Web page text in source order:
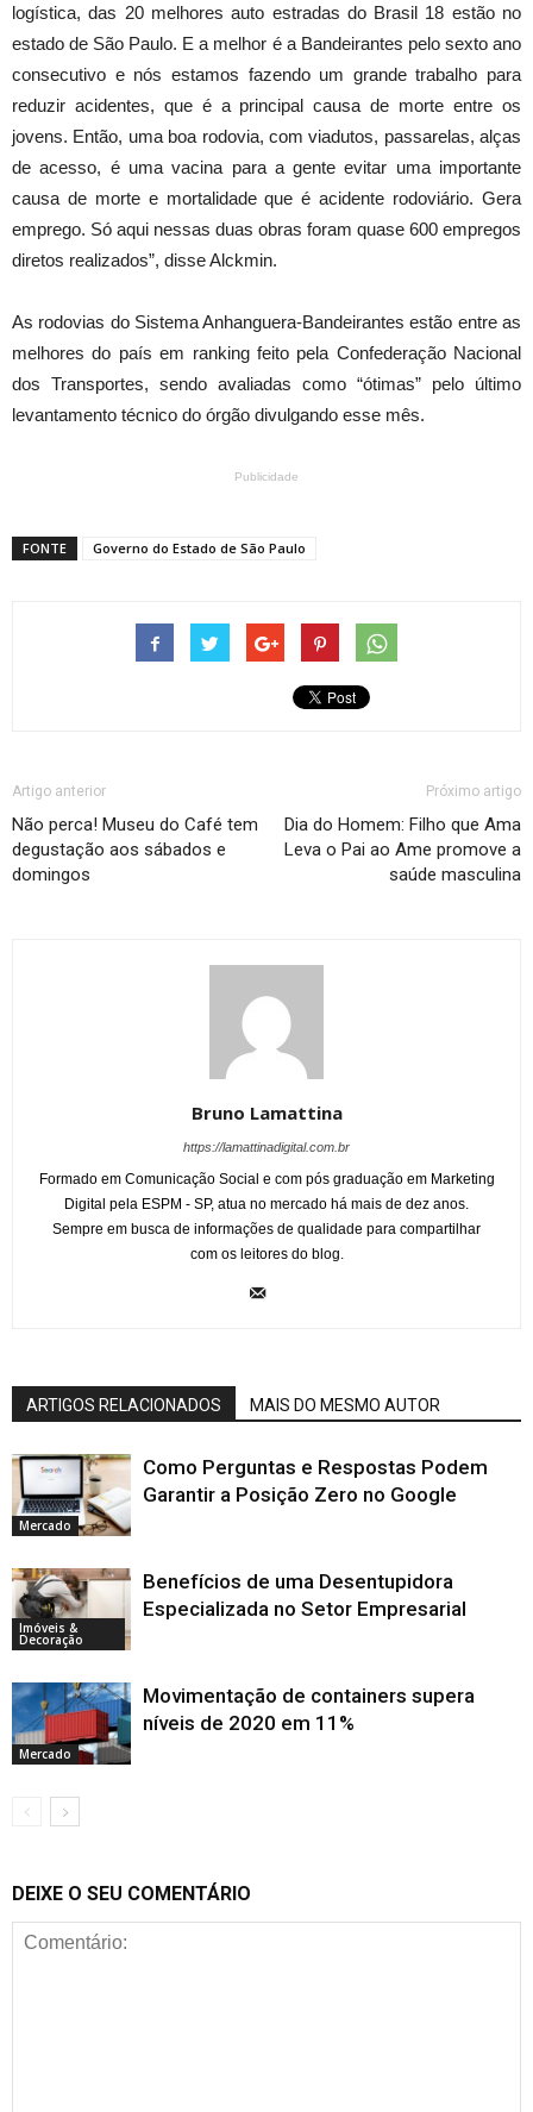
logística, das 20 melhores auto estradas do Brasil 18 estão no
estado de São Paulo. E a melhor é a Bandeirantes pelo sexto ano
consecutivo e nós estamos fazendo um grande trabalho para
reduzir acidentes, que é a principal causa de morte entre os
jovens. Então, uma boa rodovia, com viadutos, passarelas, alças
de acesso, é uma vacina para a gente evitar uma importante
causa de morte e mortalidade que é acidente rodoviário. Gera
emprego. Só aqui nessas duas obras foram quase 600 empregos
diretos realizados”, disse Alckmin.
As rodovias do Sistema Anhanguera-Bandeirantes estão entre as
melhores do país em ranking feito pela Confederação Nacional
dos Transportes, sendo avaliadas como “ótimas” pelo último
levantamento técnico do órgão divulgando esse mês.
Publicidade
FONTE Governo do Estado de São Paulo
Artigo anterior
Não perca! Museu do Café tem
degustação aos sábados e
domingos
Próximo artigo
Dia do Homem: Filho que Ama
Leva o Pai ao Ame promove a
saúde masculina
Bruno Lamattina
https://lamattinadigital.com.br
Formado em Comunicação Social e com pós graduação em Marketing
Digital pela ESPM - SP, atua no mercado há mais de dez anos.
Sempre em busca de informações de qualidade para compartilhar
com os leitores do blog.
ARTIGOS RELACIONADOS MAIS DO MESMO AUTOR
Mercado
Como Perguntas e Respostas Podem
Garantir a Posição Zero no Google
Imóveis &
Decoração
Benefícios de uma Desentupidora
Especializada no Setor Empresarial
Mercado
Movimentação de containers supera
níveis de 2020 em 11%
DEIXE O SEU COMENTÁRIO